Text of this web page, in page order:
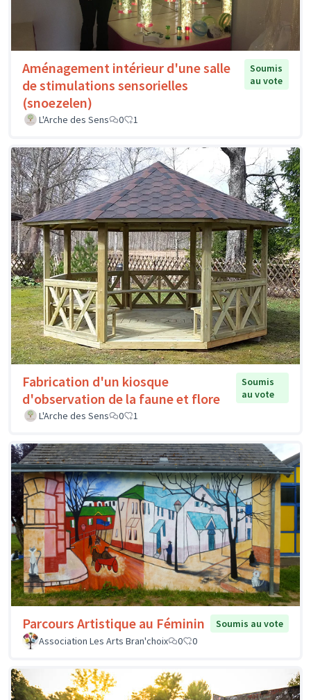
Aménagement intérieur d'une salle
de stimulations sensorielles
(snoezelen)
Soumis
au vote
L'Arche des Sens 0 1
Fabrication d'un kiosque
d'observation de la faune et flore
Soumis
au vote
L'Arche des Sens
0 1
Parcours Artistique au Féminin
Soumis au vote
Association Les Arts Bran'choix
0 0